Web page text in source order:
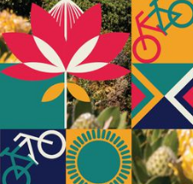
Sehen wir uns einmal die
handgebauten Laufrades
an.